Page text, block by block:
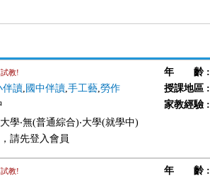
教! 年 齡:
伴讀, 國中伴讀,手工藝,勞作 授課地區:
家教經驗:
學‧無(普通綜合)‧大學(就學中)
，請先登入會員
教! 年 齡: